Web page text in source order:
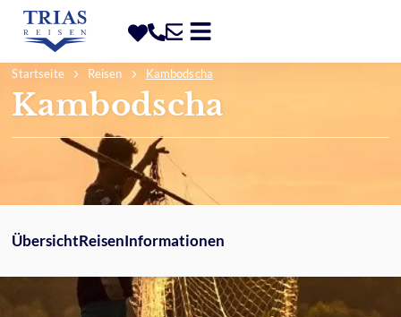
Startseite Reisen Kambodscha
Kambodscha
ÜbersichtReisenInformationen